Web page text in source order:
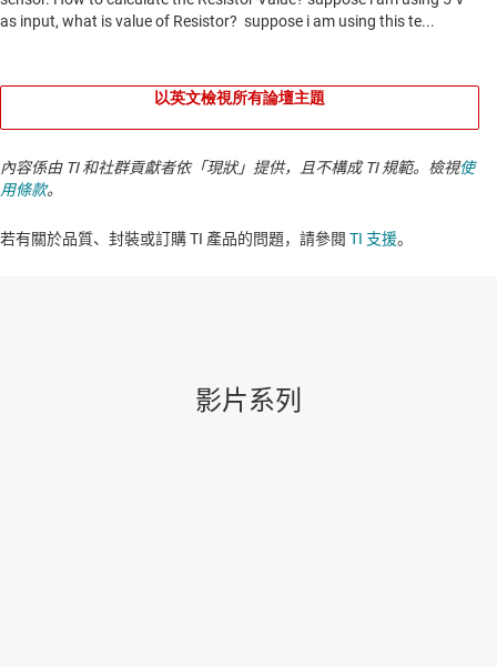
以英文檢視所有論壇主題
內容係由 TI 和社群貢獻者依「現狀」提供，且不構成 TI 規範。檢視使
用條款。
若有關於品質、封裝或訂購 TI 產品的問題，請參閱 TI 支援。​​​​​​​​​​​​​​
影片系列